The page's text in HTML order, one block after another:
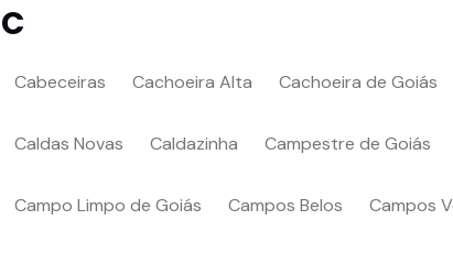
C
Cabeceiras Cachoeira Alta Cachoeira de Goiás
Caldas Novas Caldazinha Campestre de Goiás
Campo Limpo de Goiás Campos Belos Campos